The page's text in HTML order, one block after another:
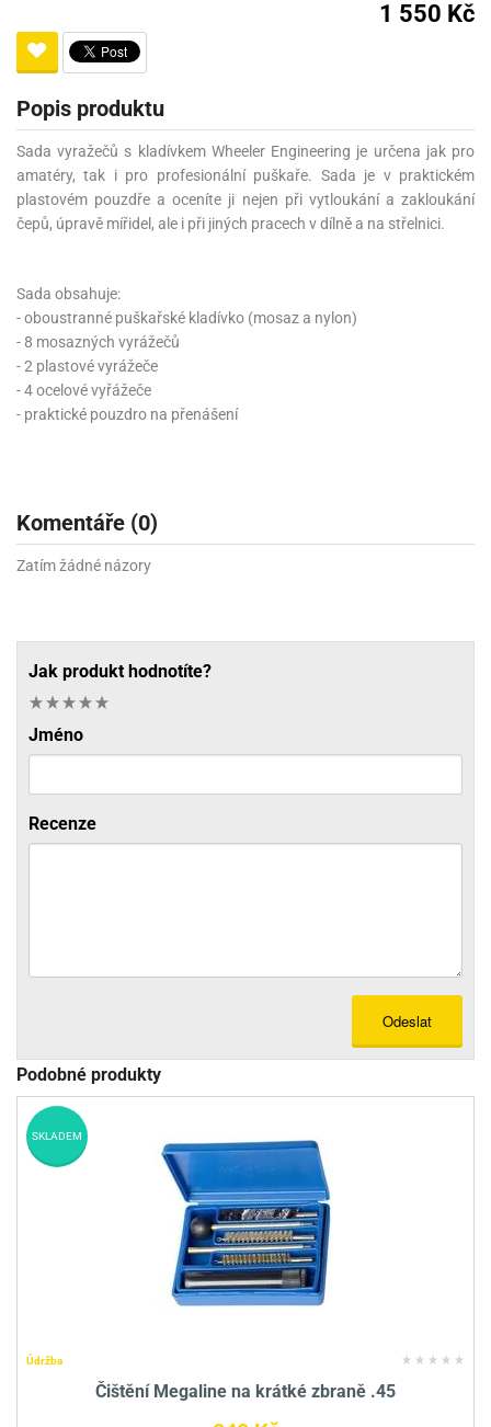
1 550 Kč
Popis produktu
Sada vyražečů s kladívkem Wheeler Engineering je určena jak pro
amatéry, tak i pro profesionální puškaře. Sada je v praktickém
plastovém pouzdře a oceníte ji nejen při vytloukání a zakloukání
čepů, úpravě mířidel, ale i při jiných pracech v dílně a na střelnici.
Sada obsahuje:
- oboustranné puškařské kladívko (mosaz a nylon)
- 8 mosazných vyrážečů
- 2 plastové vyrážeče
- 4 ocelové vyřážeče
- praktické pouzdro na přenášení
Komentáře (0)
Zatím žádné názory
Jak produkt hodnotíte?
Jméno
Recenze
Odeslat
Podobné produkty
Údržba
Čištění Megaline na krátké zbraně .45
SKLADEM